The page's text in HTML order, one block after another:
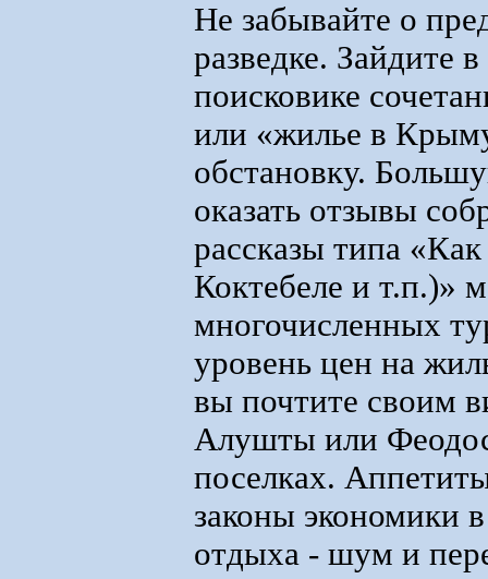
Не забывайте о
разведке. Зайдите
поисковике
или «жилье в
обстановку.
оказать отзывы
рассказы типа
Коктебеле и т.п.)»
многочисленных
уровень цен на
вы почтите своим
Алушты или
поселках.
законы экономики
отдыха - шум и